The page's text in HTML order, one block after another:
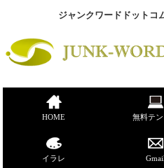
ジャンクワードドットコ
HOME 無料テ
イラレ Gmail